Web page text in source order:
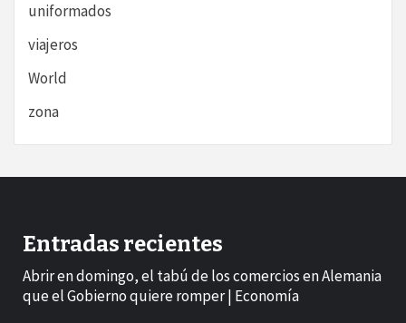
uniformados
viajeros
World
zona
Entradas recientes
Abrir en domingo, el tabú de los comercios en Alemania
que el Gobierno quiere romper | Economía